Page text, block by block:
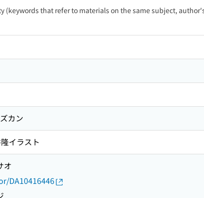
that refer to materials on the same subject,
カン
イラスト
オ
DA10416446